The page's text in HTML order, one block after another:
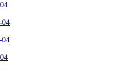
04
04